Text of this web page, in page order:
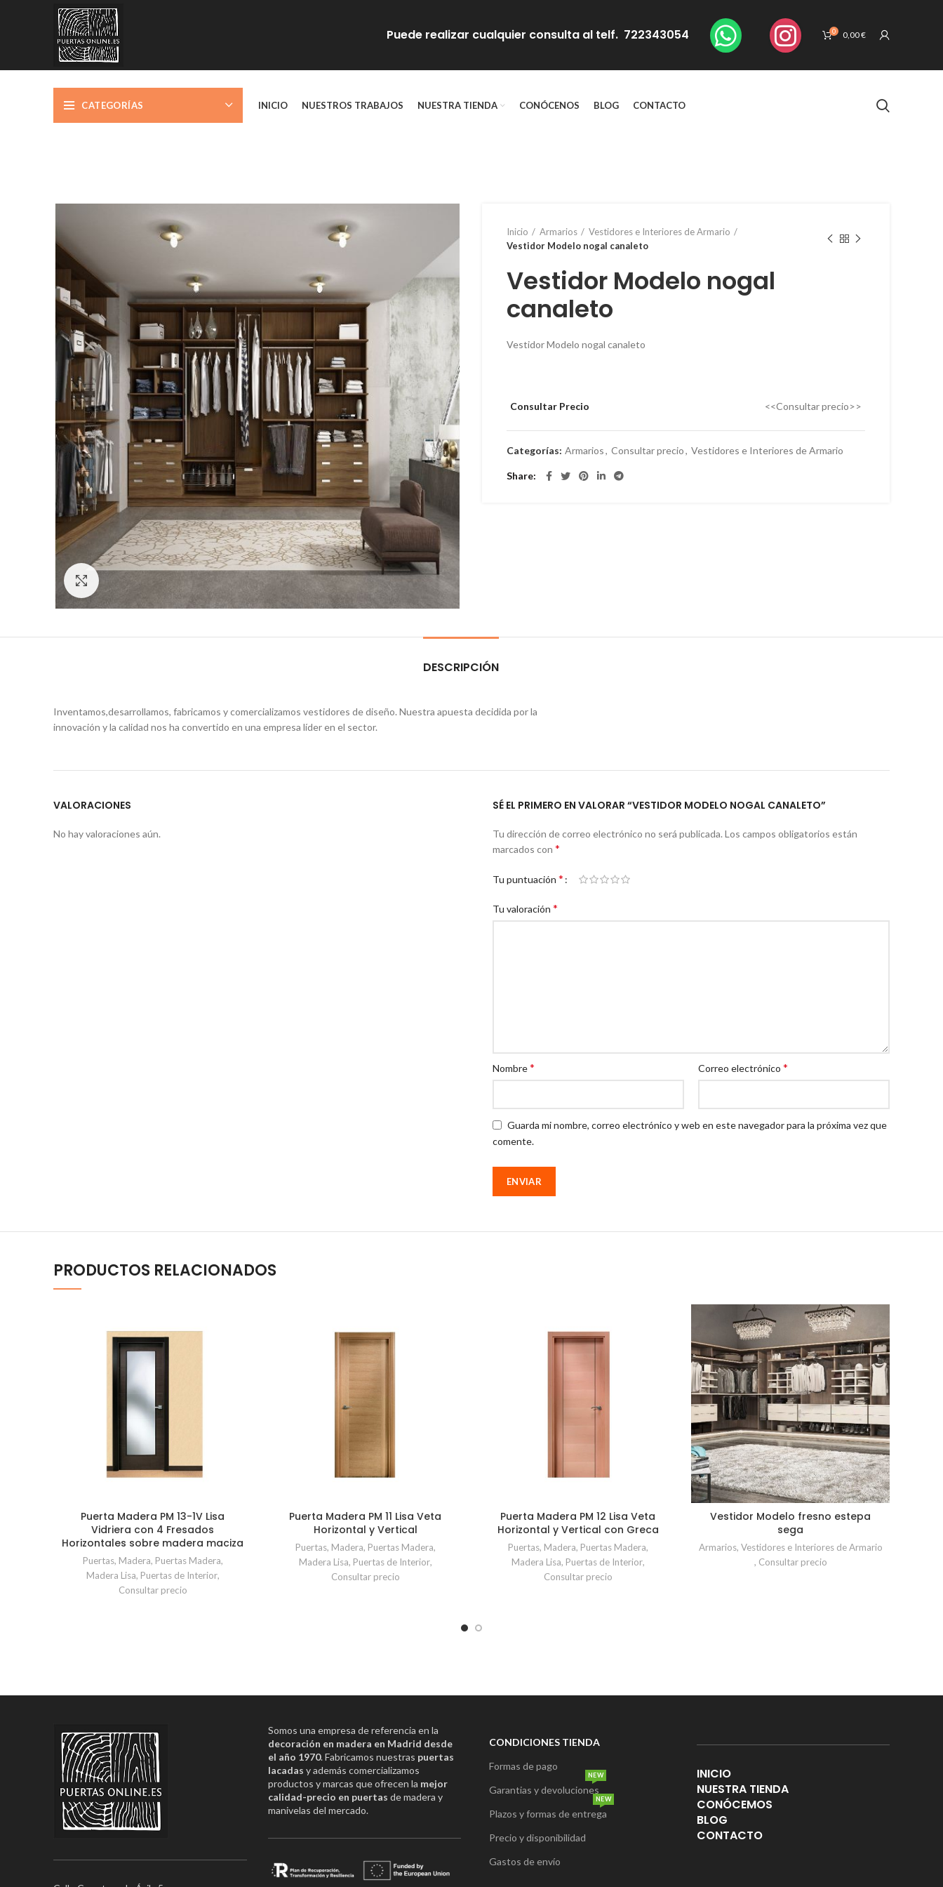
Puede realizar cualquier consulta al telf. 722343054 0 0,00€
CATEGORÍAS INICIO NUESTROS TRABAJOS NUESTRA TIENDA CONÓCENOS BLOG CONTACTO
Click to enlarge
Inicio Armarios
Vestidores e Interiores de Armario
Vestidor Modelo nogal canaleto
Vestidor Modelo nogal
canaleto
Vestidor Modelo nogal canaleto
Consultar Precio <<Consultar precio>>
Categorías: Armarios, Consultar precio, Vestidores e Interiores de Armario
Share
DESCRIPCIÓN
Inventamos,desarrollamos, fabricamos y comercializamos vestidores de diseño. Nuestra apuesta decidida por la
innovación y la calidad nos ha convertido en una empresa líder en el sector.
VALORACIONES
No hay valoraciones aún.
SÉ EL PRIMERO EN VALORAR “VESTIDOR MODELO NOGAL CANALETO”
Tu dirección de correo electrónico no será publicada. Los campos obligatorios están
marcados con *
Tu puntuación *
Tu valoración *
Nombre* Correo electrónico *
Guarda mi nombre, correo electrónico y web en este navegador para la próxima vez que
comente.
PRODUCTOS RELACIONADOS
Puerta Madera PM 13-1V Lisa
Vidriera con 4 Fresados
Horizontales sobre madera maciza
Puertas, Madera, Puertas Madera,
Madera Lisa, Puertas de Interior,
Consultar precio
Puerta Madera PM 11 Lisa Veta
Horizontal y Vertical
Puertas, Madera, Puertas Madera,
Madera Lisa, Puertas de Interior,
Consultar precio
Puerta Madera PM 12 Lisa Veta
Horizontal y Vertical con Greca
Puertas, Madera, Puertas Madera,
Madera Lisa, Puertas de Interior,
Consultar precio
Vestidor Modelo fresno estepa
sega
Armarios, Vestidores e Interiores de Armario
, Consultar precio
Somos una empresa de referencia en la
decoración en madera en Madrid desde
el año 1970. Fabricamos nuestras puertas
lacadas y además comercializamos
productos y marcas que ofrecen la mejor
calidad-precio en puertas de madera y
manivelas del mercado.
CONDICIONES TIENDA
Formas de pago
Garantias y devoluciones
NEW
Plazos y formas de entrega
NEW
Precio y disponibilidad
Gastos de envío
INICIO
NUESTRA TIENDA
CONÓCEMOS
BLOG
CONTACTO